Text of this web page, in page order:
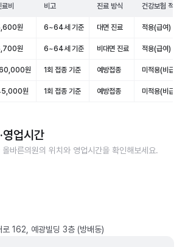
료비 비고 진료 방식 건강보험 적용
원 6~64세 기준 대면 진료 적용(급여)
원 6~64세 기준 비대면 진료 적용(급여)
원 1회 접종 기준 예방접종 미적용(비급여)
원 1회 접종 기준 예방접종 미적용(비급여)
영업시간
올바른의원의 위치와 영업시간을 확인해보세요.
로 162, 예광빌딩 3층 (방배동)